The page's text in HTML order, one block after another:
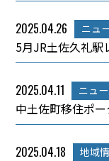
2025.04.26 ニュ
5月JR土佐久礼駅
2025.04.11 ニュ
中土佐町移住ポ
2025.04.18 地域